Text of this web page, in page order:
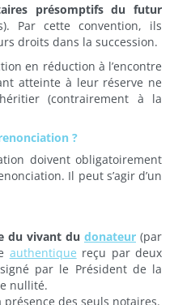
présomptifs du futur
Par cette convention, ils
droits dans la succession.
en réduction à l’encontre
atteinte à leur réserve ne
(contrairement à la
?
doivent obligatoirement
Il peut s’agir d’un
du vivant du donateur (par
authentique reçu par deux
par le Président de la
nullité.
présence des seuls notaires.